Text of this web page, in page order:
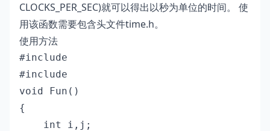
CLOCKS_PER_SEC)就可以得出以秒为单位的时间。 使
用该函数需要包含头文件time.h。
使用方法
#include
#include
void Fun()
{
    int i,j;